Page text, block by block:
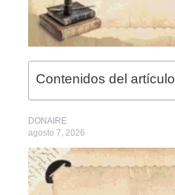
Contenidos del artículo
DONAIRE
agosto 7, 2026